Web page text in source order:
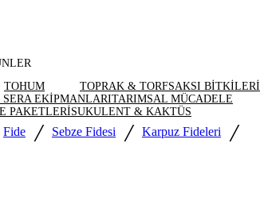
TOHUM TOPRAK & TORFSAKSI BİTKİLERİ
EKİPMANLARITARIMSAL MÜCADELE
PAKETLERİSUKULENT & KAKTÜS
Fide / Sebze Fidesi / Karpuz Fideleri
/